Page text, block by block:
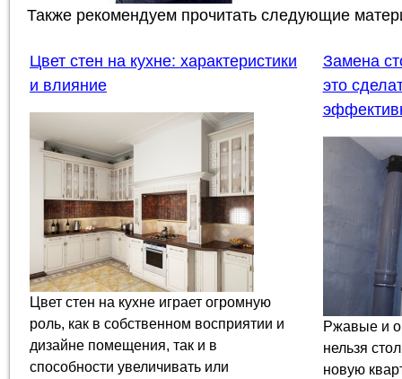
Также рекомендуем прочитать следующие
Цвет стен на кухне: характеристики
и влияние
Цвет стен на кухне играет огромную
роль, как в собственном восприятии и
дизайне помещения, так и в
способности увеличивать или
Замена
это
Ржавые и
нельзя
новую